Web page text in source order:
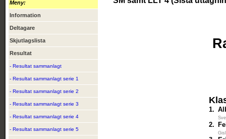
Meny:
Information
Deltagare
Skjutlagslista
Resultat
- Resultat sammanlagt
- Resultat sammanlagt serie 1
- Resultat sammanlagt serie 2
- Resultat sammanlagt serie 3
- Resultat sammanlagt serie 4
- Resultat sammanlagt serie 5
1.
2.